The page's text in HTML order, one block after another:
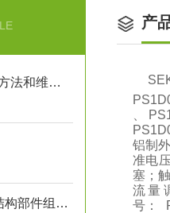
WIKA压力表的应用、使用方法和维护要点解析
KSR磁翻板液位计由哪些结构部件组成呢？
产
、
铝制
准电
塞；
流量
号：